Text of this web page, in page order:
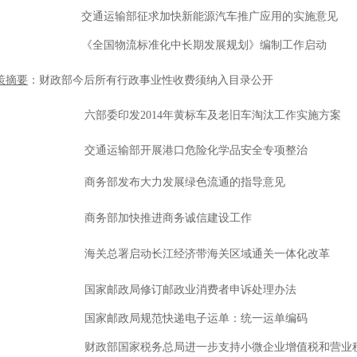
交通运输部征求加快新能源汽车推广应用的实施意见
《全国物流标准化中长期发展规划》编制工作启动
摘要 ：财政部今后所有行政事业性收费须纳入目录公开
六部委印发2014年黄标车及老旧车淘汰工作实施方案
交通运输部开展港口危险化学品安全专项整治
商务部发布大力发展绿色流通的指导意见
商务部加快推进商务诚信建设工作
海关总署启动长江经济带海关区域通关一体化改革
国家邮政局修订邮政业消费者申诉处理办法
国家邮政局规范快递电子运单：统一运单编码
财政部国家税务总局进一步支持小微企业增值税和营业